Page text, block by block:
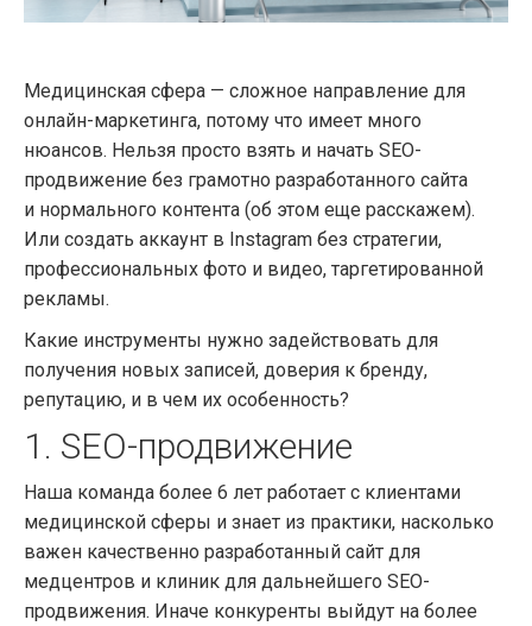
Медицинская сфера — сложное направление для
онлайн-маркетинга, потому что имеет много
нюансов. Нельзя просто взять и начать SEO-
продвижение без грамотно разработанного сайта
и нормального контента (об этом еще расскажем).
Или создать аккаунт в Instagram без стратегии,
профессиональных фото и видео, таргетированной
рекламы.
Какие инструменты нужно задействовать для
получения новых записей, доверия к бренду,
репутацию, и в чем их особенность?
1. SEO-продвижение
Наша команда более 6 лет работает с клиентами
медицинской сферы и знает из практики, насколько
важен качественно разработанный сайт для
медцентров и клиник для дальнейшего SEO-
продвижения. Иначе конкуренты выйдут на более